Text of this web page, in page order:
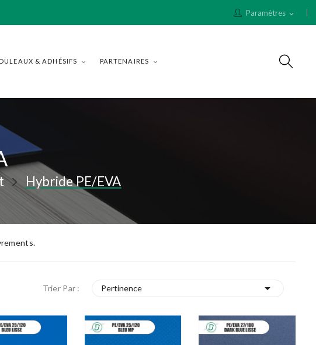
Paramètres expand_more
& ADHÉSIFS PARTENAIRES
Hybride PE/EVA
Trier Par : Pertinence 